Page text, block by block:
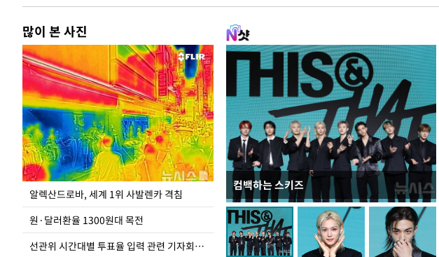
많이 본 사진
알렉산드로바, 세계 1위 사발렌카 격침
원·달러환율 1300원대 목전
선관위 시간대별 투표율 입력 관련 기자회견하는 주진우 의원
컴백하는 스키즈
극한 폭염에 바닥 드러난 홍제천…물고기 떼죽음
도